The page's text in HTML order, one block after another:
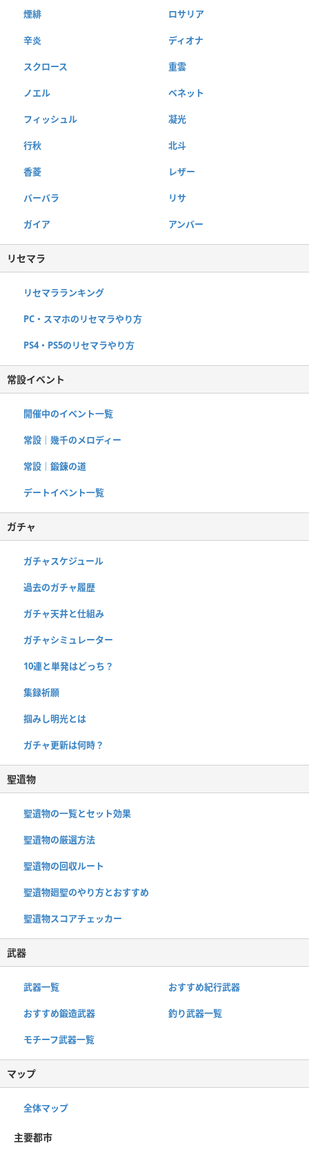
煙緋 ロサリア
辛炎 ディオナ
スクロース 重雲
ノエル ベネット
フィッシュル 凝光
行秋 北斗
香菱 レザー
バーバラ リサ
ガイア アンバー
リセマラ
リセマラランキング
PC・スマホのリセマラやり方
PS4・PS5のリセマラやり方
常設イベント
開催中のイベント一覧
常設｜幾千のメロディー
常設｜鍛錬の道
デートイベント一覧
ガチャ
ガチャスケジュール
過去のガチャ履歴
ガチャ天井と仕組み
ガチャシミュレーター
10連と単発はどっち？
集録祈願
掴みし明光とは
ガチャ更新は何時？
聖遺物
聖遺物の一覧とセット効果
聖遺物の厳選方法
聖遺物の回収ルート
聖遺物廻聖のやり方とおすすめ
聖遺物スコアチェッカー
武器
武器一覧 おすすめ紀行武器
おすすめ鍛造武器 釣り武器一覧
モチーフ武器一覧
マップ
全体マップ
主要都市